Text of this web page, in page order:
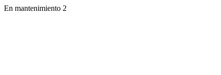
En mantenimiento 2